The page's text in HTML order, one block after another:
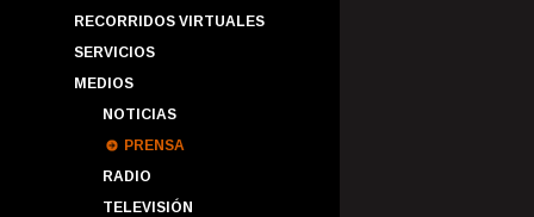
RECORRIDOS VIRTUALES
SERVICIOS
MEDIOS
NOTICIAS
PRENSA
RADIO
TELEVISIÓN